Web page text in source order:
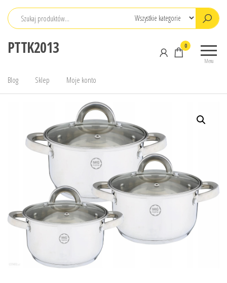
Przejdź
PTTK2013
Menu
0
Blog Sklep Moje konto